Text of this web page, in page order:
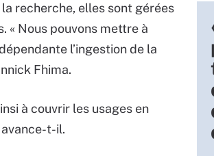
la recherche, elles sont gérées
« Nous pouvons mettre à
l’ingestion de la
Fhima.
à couvrir les usages en
avance-t-il.